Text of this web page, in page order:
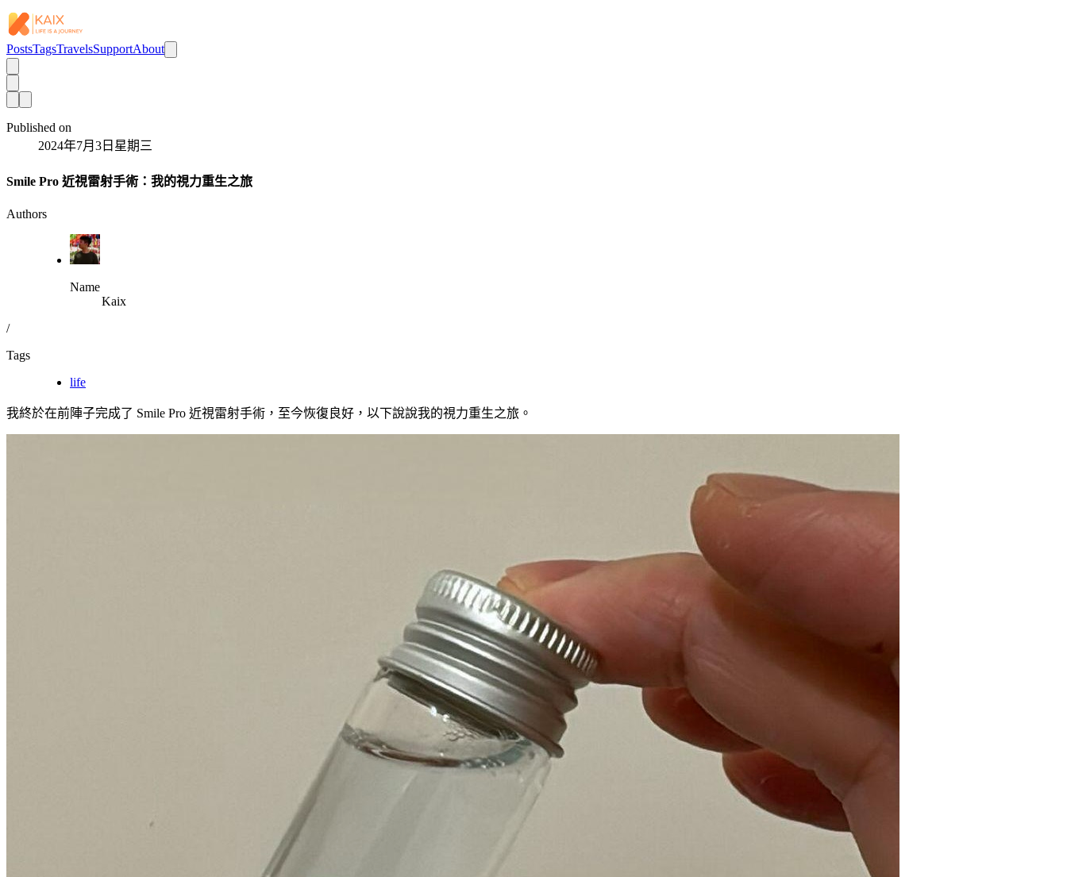
PostsTagsTravelsSupportAbout
Published on
2024年7月3日星期三
Smile Pro 近視雷射手術：我的視力重生之旅
Authors
Name
Kaix
/
Tags
life
我終於在前陣子完成了 Smile Pro 近視雷射手術，至今恢復良好，以下說說我的視力重生之旅。